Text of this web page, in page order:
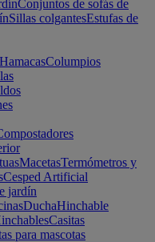
Conjuntos de sofás de
Sillas colgantesEstufas de
HamacasColumpios
MacetasTermómetros y
Cesped Artificial
jardín
DuchaHinchable
Casitas
para mascotas